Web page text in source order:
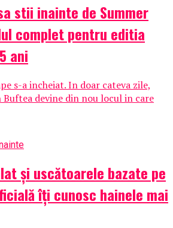
stii inainte de Summer
complet pentru editia
ani
s-a incheiat. In doar cateva zile,
devine din nou locul in care
și uscătoarele bazate pe
îți cunosc hainele mai